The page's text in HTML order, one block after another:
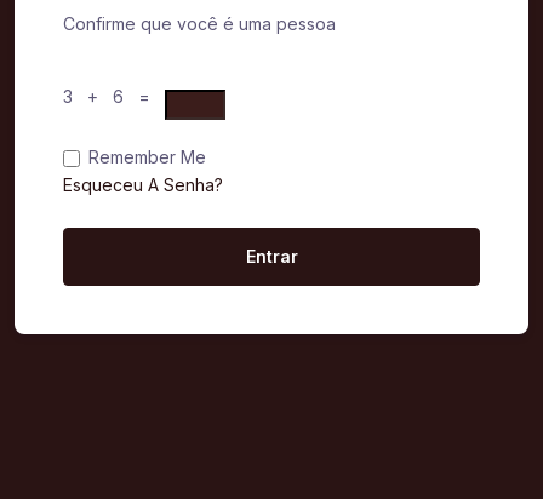
Confirme que você é uma pessoa
3 + 6 =
Remember Me
Esqueceu A Senha?
Entrar